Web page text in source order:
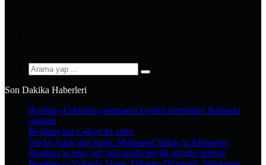
Arama
Son Dakika Haberleri
Beşiktaş-Üsküdar vapurunda kıyafet tartışması! Bastonla
saldırdı
Beşiktaş’tan Çekya’da zafer
Serdal Adalı’dan ilginç Mohamed Salah Açıklamaları
Beşiktaş’ın play-off’taki rakibi büyük ölçüde netleşti